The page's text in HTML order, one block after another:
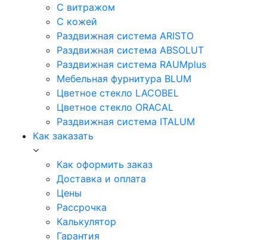
С витражом
С кожей
Раздвижная система ARISTO
Раздвижная система ABSOLUT
Раздвижная система RAUMplus
Мебельная фурнитура BLUM
Цветное стекло LACOBEL
Цветное стекло ORACAL
Раздвижная система ITALUM
Как заказать
Как оформить заказ
Доставка и оплата
Цены
Рассрочка
Калькулятор
Гарантия